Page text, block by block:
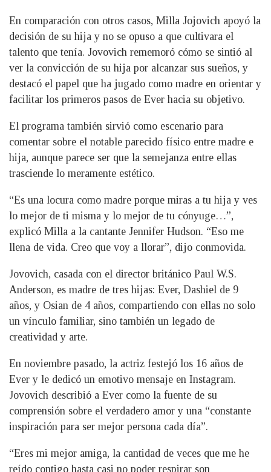
En comparación con otros casos, Milla Jojovich apoyó la
decisión de su hija y no se opuso a que cultivara el
talento que tenía. Jovovich rememoró cómo se sintió al
ver la convicción de su hija por alcanzar sus sueños, y
destacó el papel que ha jugado como madre en orientar y
facilitar los primeros pasos de Ever hacia su objetivo.
El programa también sirvió como escenario para
comentar sobre el notable parecido físico entre madre e
hija, aunque parece ser que la semejanza entre ellas
trasciende lo meramente estético.
“Es una locura como madre porque miras a tu hija y ves
lo mejor de ti misma y lo mejor de tu cónyuge…”,
explicó Milla a la cantante Jennifer Hudson. “Eso me
llena de vida. Creo que voy a llorar”, dijo conmovida.
Jovovich, casada con el director británico Paul W.S.
Anderson, es madre de tres hijas: Ever, Dashiel de 9
años, y Osian de 4 años, compartiendo con ellas no solo
un vínculo familiar, sino también un legado de
creatividad y arte.
En noviembre pasado, la actriz festejó los 16 años de
Ever y le dedicó un emotivo mensaje en Instagram.
Jovovich describió a Ever como la fuente de su
comprensión sobre el verdadero amor y una “constante
inspiración para ser mejor persona cada día”.
“Eres mi mejor amiga, la cantidad de veces que me he
reído contigo hasta casi no poder respirar son